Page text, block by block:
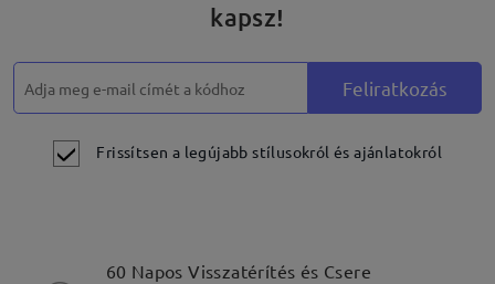
kapsz!
Feliratkozás
Frissítsen a legújabb stílusokról és ajánlatokról
60 Napos Visszatérítés és Csere